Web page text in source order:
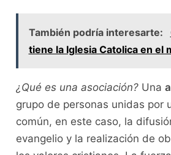
También podría interesarte:
tiene la Iglesia Catolica en el
¿Qué es una asociación?Una
grupo de personas unidas por
común, en este caso, la
evangelio y la realización de